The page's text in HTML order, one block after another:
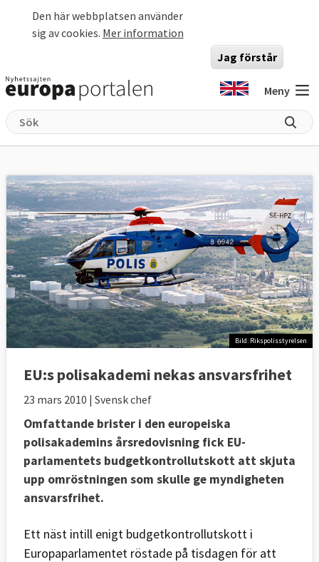
Den här webbplatsen använder
sig av cookies. Mer information
Jag förstår
Meny
Bild: Rikspolisstyrelsen
EU:s polisakademi nekas ansvarsfrihet
23 mars 2010 | Svensk chef
Omfattande brister i den europeiska
polisakademins årsredovisning fick EU-
parlamentets budgetkontrollutskott att skjuta
upp omröstningen som skulle ge myndigheten
ansvarsfrihet.
Ett näst intill enigt budgetkontrollutskott i
Europaparlamentet röstade på tisdagen för att